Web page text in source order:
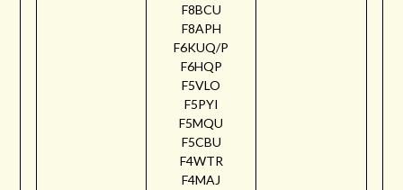
F8BCU
F8APH
F6KUQ/P
F6HQP
F5VLO
F5PYI
F5MQU
F5CBU
F4WTR
F4MAJ